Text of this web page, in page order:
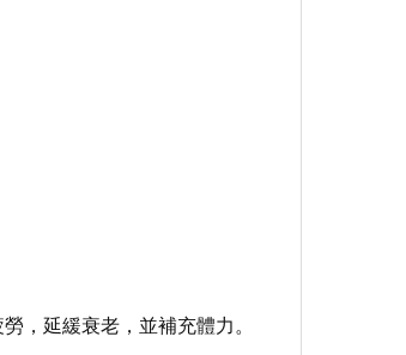
，延緩衰老，並補充體力。